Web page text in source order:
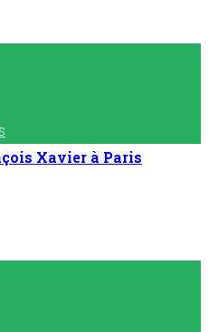
Xavier à Paris